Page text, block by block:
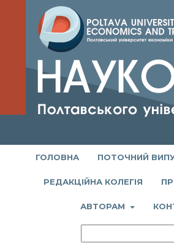
ГОЛОВНА ПОТОЧНИЙ
РЕДАКЦІЙНА КОЛЕГІЯ
АВТОРАМ